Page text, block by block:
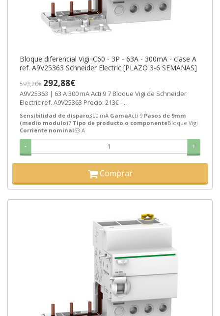
Bloque diferencial Vigi iC60 - 3P - 63A - 300mA - clase A
ref. A9V25363 Schneider Electric [PLAZO 3-6 SEMANAS]
593,20€ 292,88€
A9V25363 | 63 A 300 mA Acti 9 7 Bloque Vigi de Schneider
Electric ref. A9V25363 Precio: 213€ -...
Sensibilidad de disparo300 mA GamaActi 9 Pasos de 9mm
(medio modulo)7 Tipo de producto o componenteBloque Vigi
Corriente nominal63 A
- +
Comprar